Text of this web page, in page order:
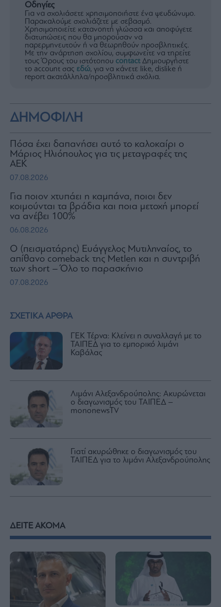
ΣΧΕΤΙΚΑ ΑΡΘΡΑ
ΓΕΚ Τέρνα: Κλείνει η συναλλαγή με το
ΤΑΙΠΕΔ για το εμπορικό λιμάνι
Καβάλας
Λιμάνι Αλεξανδρούπολης: Ακυρώνεται
ο διαγωνισμός του ΤΑΙΠΕΔ –
mononewsTV
Γιατί ακυρώθηκε ο διαγωνισμός του
ΤΑΙΠΕΔ για το λιμάνι Αλεξανδρούπολης
Οδηγίες
Για να σχολιάσετε χρησιμοποιήστε ένα ψευδώνυμο.
Παρακαλούμε σχολιάζετε με σεβασμό.
Χρησιμοποιείτε κατανοητή γλώσσα και αποφύγετε
διατυπώσεις που θα μπορούσαν να
παρερμηνευτούν ή να θεωρηθούν προσβλητικές.
Με την ανάρτηση σχολίου, συμφωνείτε να τηρείτε
τους Όρους του ιστότοπου contactΔημιουργήστε
το account σας εδώ, για να κάνετε like, dislike ή
report ακατάλληλα/προσβλητικά σχόλια.
ΔΗΜΟΦΙΛΗ
Πόσα έχει δαπανήσει αυτό το καλοκαίρι ο
Μάριος Ηλιόπουλος για τις μεταγραφές της
ΑΕΚ
07.08.2026
Για ποιον χτυπάει η καμπάνα, ποιοι δεν
κοιμούνται τα βράδια και ποια μετοχή μπορεί
να ανέβει 100%
06.08.2026
Ο (πεισματάρης) Ευάγγελος Μυτιληναίος, το
απίθανο comeback της Μetlen και η συντριβή
των short – Όλο το παρασκήνιο
07.08.2026
ΔΕΙΤΕ ΑΚΟΜΑ